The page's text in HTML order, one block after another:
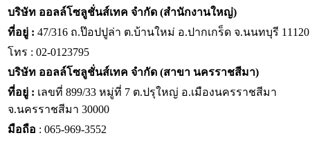
บริษัท ออลล์โซลูชั่นส์เทค จำกัด (สำนักงานใหญ่)
ที่อยู่ : 47/316 ถ.ป๊อปปูล่า ต.บ้านใหม่ อ.ปากเกร็ด จ.นนทบุรี 11120
โทร : 02-0123795
บริษัท ออลล์โซลูชั่นส์เทค จำกัด (สาขา นครราชสีมา)
ที่อยู่ : เลขที่ 899/33 หมู่ที่ 7 ต.ปรุใหญ่ อ.เมืองนครราชสีมา
จ.นครราชสีมา 30000
มือถือ : 065-969-3552